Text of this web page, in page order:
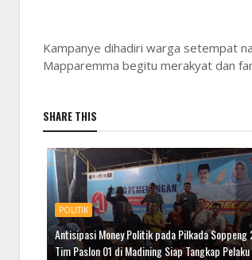
Kampanye dihadiri warga setempat
Mapparemma begitu merakyat dan
SHARE THIS
POLITIK
Antisipasi Money Politik pada Pilkada Soppeng
Tim Paslon 01 di Madining Siap Tangkap Pelaku